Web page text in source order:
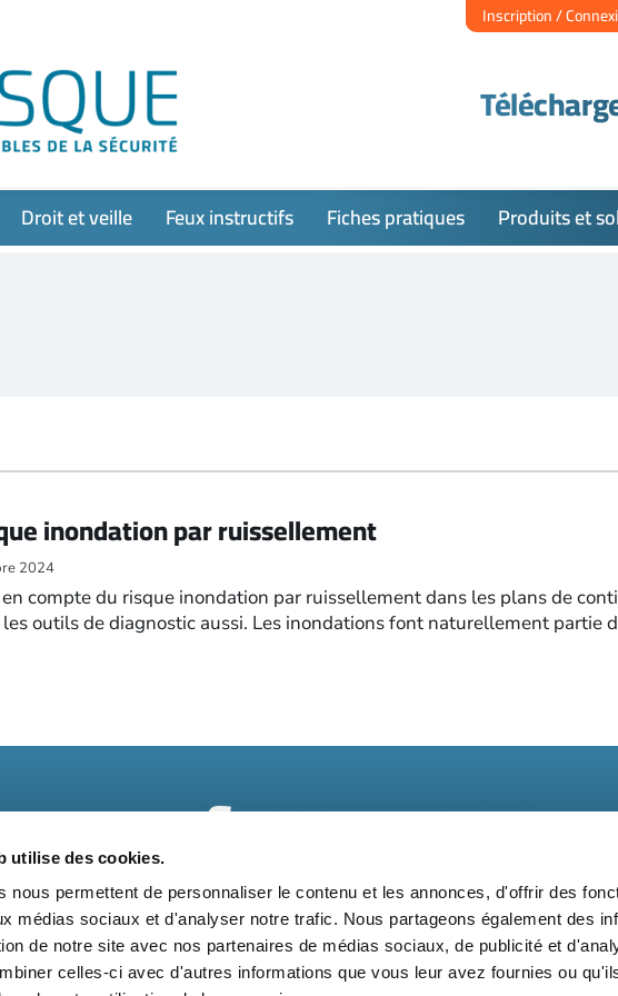
utilise des cookies.
nous permettent de personnaliser le contenu et les annonces, d'offrir des
médias sociaux et d'analyser notre trafic. Nous partageons également des
de notre site avec nos partenaires de médias sociaux, de publicité et
celles-ci avec d'autres informations que vous leur avez fournies ou
Inscription /
Droit et veille Feux instructifs Fiches pratiques Produits et
inondation par ruissellement
2024
en compte du risque inondation par ruissellement dans les plans de
outils de diagnostic aussi. Les inondations font naturellement partie
Contact Kit média Nos partenaires Qui sommes-nous ?
Suivez-nous également sur les réseaux sociaux